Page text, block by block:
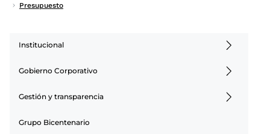
Presupuesto
Institucional
Gobierno Corporativo
Gestión y transparencia
Grupo Bicentenario